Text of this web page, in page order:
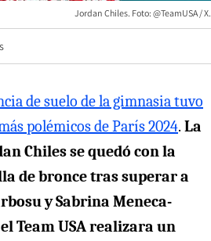
Jordan Chiles. Foto: @TeamUSA / X.
de suelo de la gimnasia tuvo
polémicos de París 2024. La
Chiles se quedó con la
de bronce tras superar a
y Sabrina Meneca-
Team USA realizara un